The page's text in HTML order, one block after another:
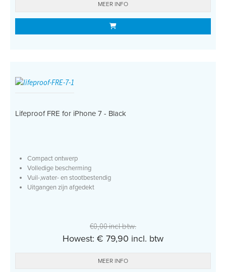
MEER INFO
Lifeproof FRE for iPhone 7 - Black
Compact ontwerp
Volledige bescherming
Vuil-,water- en stootbestendig
Uitgangen zijn afgedekt
€0,00 incl btw.
Howest: € 79,90 incl. btw
MEER INFO